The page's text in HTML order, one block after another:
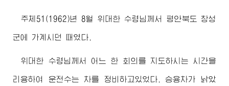
주체51(1962)년 8월 위대한 수령님께서 평안북도 창성
군에 가계시던 때였다.
위대한 수령님께서 어느 한 회의를 지도하시는 시간을
리용하여 운전수는 차를 정비하고있었다. 승용차가 낡았